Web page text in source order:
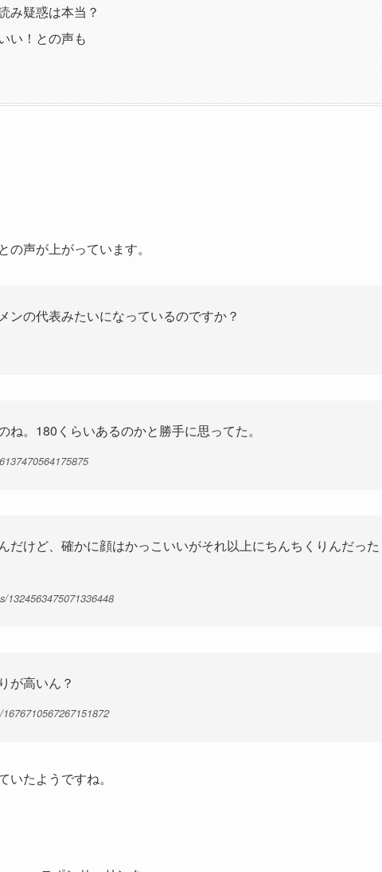
み疑惑は本当？
い！との声も
との声が上がっています。
ンの代表みたいになっているのですか？
。180くらいあるのかと勝手に思ってた。
だけど、確かに顔はかっこいいがそれ以上にちんちくりんだった
1324563475071336448
が高いん？
たようですね。